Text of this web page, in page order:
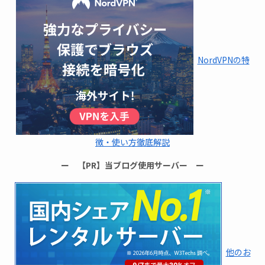
NordVPNの特
徴・使い方徹底解説
ー 【PR】当ブログ使用サーバー ー
他のお